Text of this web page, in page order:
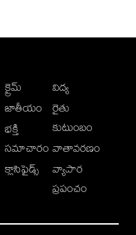
క్రైమ్
జాతీయం
భక్తి
సమాచారం
క్లాసిఫైడ్స్
విద్య
రైతు
కుటుంబం
వాతావరణం
వ్యాపార
ప్రపంచం